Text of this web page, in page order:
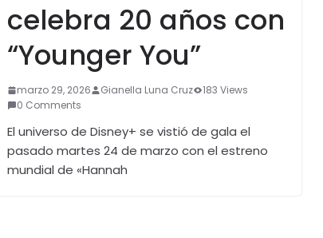
celebra 20 años con
“Younger You”
marzo 29, 2026 Gianella Luna Cruz
183 Views
0 Comments
El universo de Disney+ se vistió de gala el
pasado martes 24 de marzo con el estreno
mundial de «Hannah